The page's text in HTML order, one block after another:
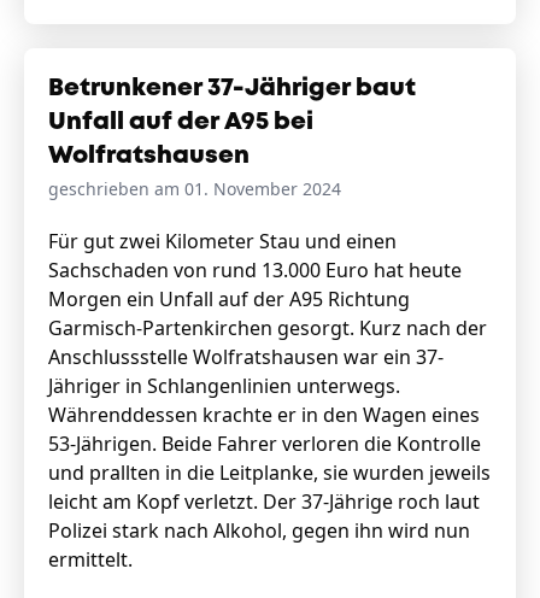
Betrunkener 37-Jähriger baut
Unfall auf der A95 bei
Wolfratshausen
geschrieben am 01. November 2024
Für gut zwei Kilometer Stau und einen
Sachschaden von rund 13.000 Euro hat heute
Morgen ein Unfall auf der A95 Richtung
Garmisch-Partenkirchen gesorgt. Kurz nach der
Anschlussstelle Wolfratshausen war ein 37-
Jähriger in Schlangenlinien unterwegs.
Währenddessen krachte er in den Wagen eines
53-Jährigen. Beide Fahrer verloren die Kontrolle
und prallten in die Leitplanke, sie wurden jeweils
leicht am Kopf verletzt. Der 37-Jährige roch laut
Polizei stark nach Alkohol, gegen ihn wird nun
ermittelt.